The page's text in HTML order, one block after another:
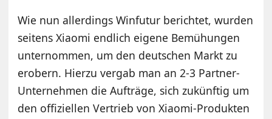
Wie nun allerdings Winfutur berichtet, wurden
seitens Xiaomi endlich eigene Bemühungen
unternommen, um den deutschen Markt zu
erobern. Hierzu vergab man an 2-3 Partner-
Unternehmen die Aufträge, sich zukünftig um
den offiziellen Vertrieb von Xiaomi-Produkten